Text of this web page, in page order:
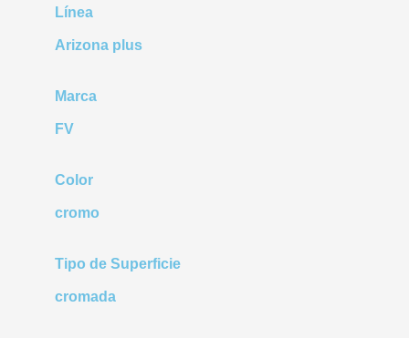
Línea
Arizona plus
Marca
FV
Color
cromo
Tipo de Superficie
cromada